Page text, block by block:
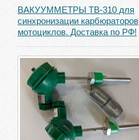
ВАКУУММЕТРЫ ТВ-310 для
синхронизации карбюраторов
мотоциклов. Доставка по РФ!